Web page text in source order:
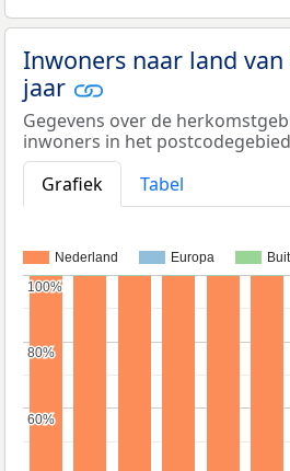
Inwoners naar land
jaar
Gegevens over de
inwoners in het postcodegebied
Grafiek
Tabel
Nederland Europa
60%
60%
80%
80%
100%
100%